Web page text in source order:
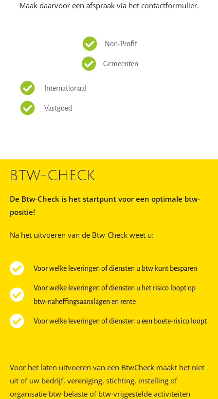
Maak daarvoor een afspraak via het contactformulier.
Non-Profit
Gemeenten
Internationaal
Vastgoed
BTW-CHECK
De Btw-Check is het startpunt voor een optimale btw-
positie!
Na het uitvoeren van de Btw-Check weet u:
Voor welke leveringen of diensten u btw kunt besparen
Voor welke leveringen of diensten u het risico loopt op
btw-naheffingsaanslagen en rente
Voor welke leveringen of diensten u een boete-risico loopt
Voor het laten uitvoeren van een BtwCheck maakt het niet
uit of uw bedrijf, vereniging, stichting, instelling of
organisatie btw-belaste of btw-vrijgestelde activiteiten